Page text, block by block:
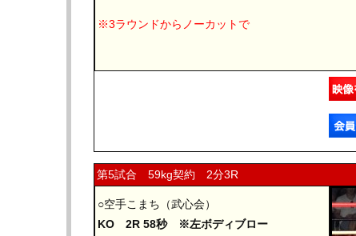
※3ラウンドからノーカットで
第5試合 59kg契約 2分3R
○空手こまち（武心会）
KO 2R 58秒 ※左ボディブロー